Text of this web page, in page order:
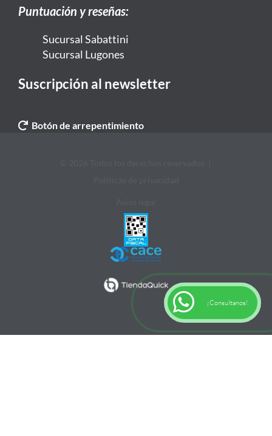
Puntuación y reseñas:
Sucursal Sabattini
Sucursal Lugones
Suscripción al newsletter
Botón de arrepentimiento
¡Consultanos!